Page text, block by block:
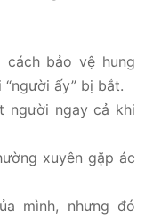
bảo vệ hung
ấy” bị bắt.
người ngay cả khi
xuyên gặp ác
mình, nhưng đó